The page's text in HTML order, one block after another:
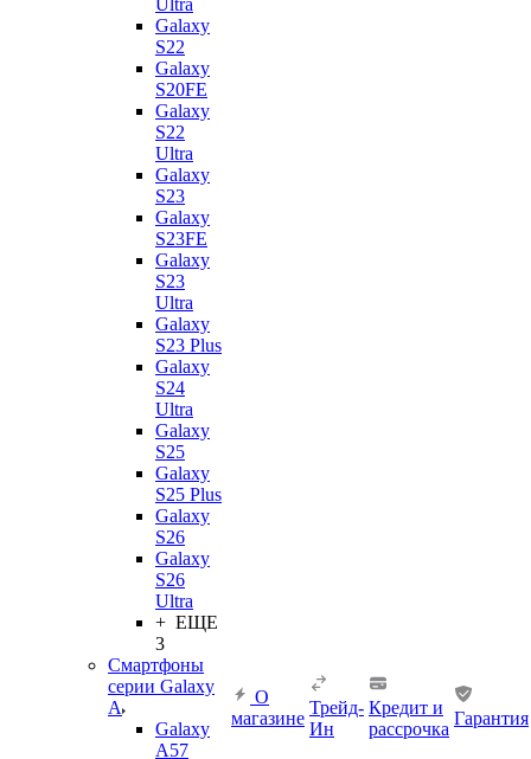
Ultra
Galaxy
S22
Galaxy
S20FE
Galaxy
S22
Ultra
Galaxy
S23
Galaxy
S23FE
Galaxy
S23
Ultra
Galaxy
S23 Plus
Galaxy
S24
Ultra
Galaxy
S25
Galaxy
S25 Plus
Galaxy
S26
Galaxy
S26
Ultra
+ ЕЩЕ
3
Смартфоны
серии Galaxy
A
Galaxy
A57
О
магазине
Трейд-
Ин
Кредит и
рассрочка
Гарантия